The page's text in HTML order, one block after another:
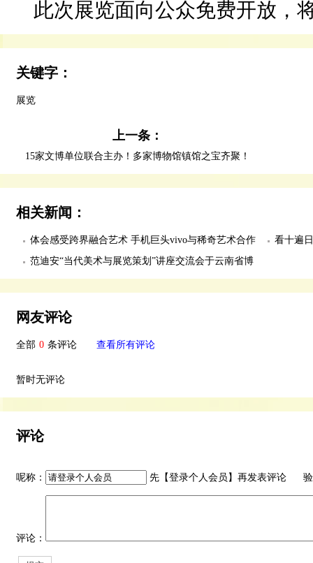
此次展览面向公众免费开放，
关键字：
展览
上一条：
15家文博单位联合主办！多家博物馆镇馆之宝齐聚！
成都博物馆揭秘秦汉一线城市模
相关新闻：
体会感受跨界融合艺术 手机巨头vivo与稀奇艺术合作
办展会
看十遍
范迪安“当代美术与展览策划”讲座交流会于云南省博
物馆举行
网友评论
全部 0 条评论 查看所有评论
暂时无评论
评论
呢称： 先【登录个人会员 】再发表评论 验
评论：